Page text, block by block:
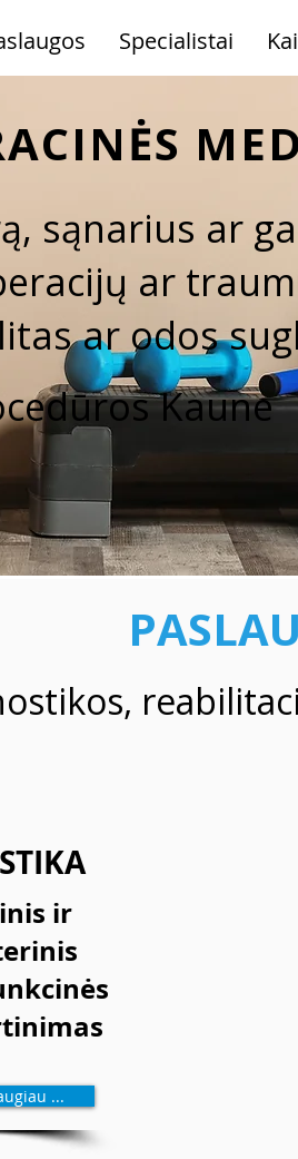
Specialistai
sąnarius ar
ar
ar odos
Kaune
ir
...